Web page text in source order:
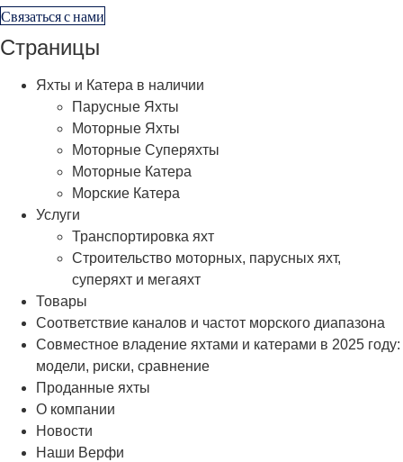
Связаться с нами
Страницы
Яхты и Катера в наличии
Парусные Яхты
Моторные Яхты
Моторные Суперяхты
Моторные Катера
Морские Катера
Услуги
Транспортировка яхт
Строительство моторных, парусных яхт,
суперяхт и мегаяхт
Товары
Соответствие каналов и частот морского диапазона
Совместное владение яхтами и катерами в 2025 году:
модели, риски, сравнение
Проданные яхты
О компании
Новости
Наши Верфи